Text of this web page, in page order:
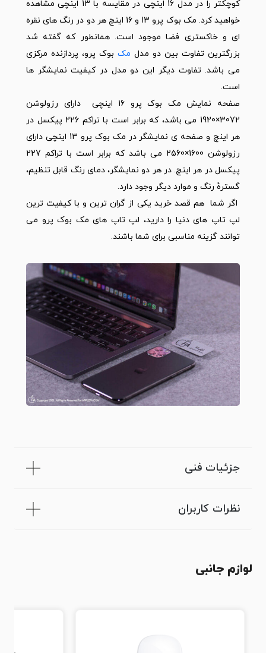
کوچکتر را در مدل 16 اینچی در مقایسه با 13 اینچی مشاهده
خواهید کرد. مک بوک پرو 13 و 16 اینچ هر دو در رنگ های نقره
ای و خاکستری فضا موجود است. همانطور که گفته شد
بزرگترین تفاوت بین دو مدل مک بوک پرو، پردازنده مرکزی
می باشد. تفاوت دیگر این دو مدل در کیفیت نمایشگر ها
است.
صفحه نمایش مک بوک پرو 16 اینچی دارای رزولوشن
3072×1920 می باشد، که برابر است با تراکم 226 پیکسل در
هر اینچ و صفحه ی نمایشگر در مک بوک پرو 13 اینچی دارای
رزولوشن 1600×2560 می باشد که برابر است با تراکم 227
پیکسل در هر اینچ. در هر دو نمایشگر، دمای رنگ قابل تنظیم،
گسترهٔ رنگ و موارد دیگر وجود دارد.
اگر شما هم قصد خرید یکی از گران ترین و با کیفیت ترین
لپ تاپ های دنیا را دارید، لپ تاپ های مک بوک پرو می
توانند گزینه مناسبی برای شما باشند.
جزئیات فنی
نظرات کاربران
لوازم جانبی